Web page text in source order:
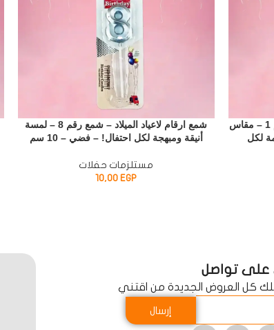
بالونات ارقام فويل – بالون هيليوم رقم 1 – مقاس
فخمة لكل
شمع ارقام لاعياد الميلاد – شمع رقم 8 – لمسة
أنيقة ومبهجة لكل احتفال! – فضي – 10 سم
مستلزمات حفلات
10,00EGP
على تواصل
كل العروض الجديدة من اقتني
إرسال